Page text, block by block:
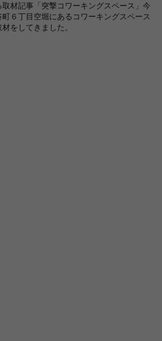
取材記事「突撃コワーキングスペース」今
町６丁目空堀にあるコワーキングスペース
をしてきました。